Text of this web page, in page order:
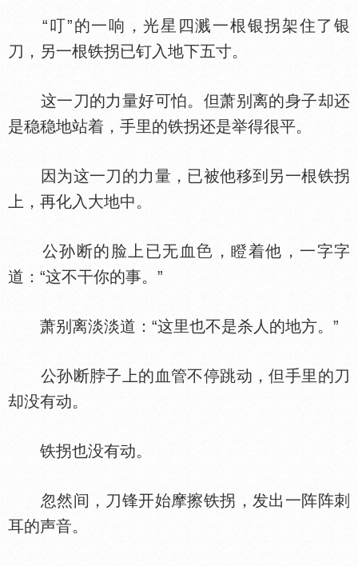
“叮”的一响，光星四溅一根银拐架住了银
刀，另一根铁拐已钉入地下五寸。
这一刀的力量好可怕。但萧别离的身子却还
是稳稳地站着，手里的铁拐还是举得很平。
因为这一刀的力量，已被他移到另一根铁拐
上，再化入大地中。
公孙断的脸上已无血
，瞪着他，一字字
道：“这不干你的事。”
萧别离淡淡道：“这里也不是杀人的地方。”
公孙断脖子上的血管不停跳动，但手里的刀
却没有动。
铁拐也没有动。
忽然间，刀锋开始摩擦铁拐，发出一阵阵刺
耳的声音。